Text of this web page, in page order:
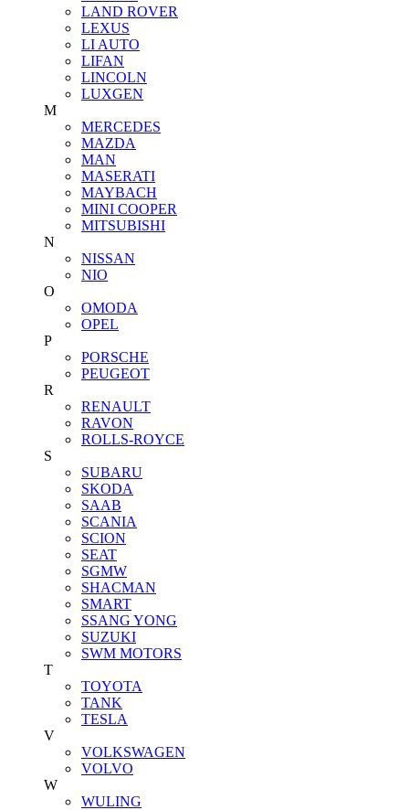
LAND ROVER
LEXUS
LI AUTO
LIFAN
LINCOLN
LUXGEN
M
MERCEDES
MAZDA
MAN
MASERATI
MAYBACH
MINI COOPER
MITSUBISHI
N
NISSAN
NIO
O
OMODA
OPEL
P
PORSCHE
PEUGEOT
R
RENAULT
RAVON
ROLLS-ROYCE
S
SUBARU
SKODA
SAAB
SCANIA
SCION
SEAT
SGMW
SHACMAN
SMART
SSANG YONG
SUZUKI
SWM MOTORS
T
TOYOTA
TANK
TESLA
V
VOLKSWAGEN
VOLVO
W
WULING